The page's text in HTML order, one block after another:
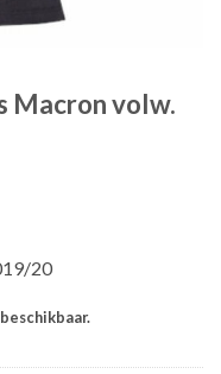
Macron volw.
20